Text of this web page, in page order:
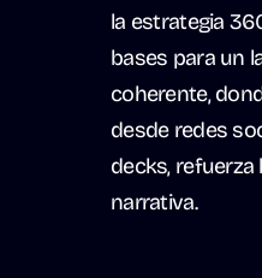
la estrategia
bases para un
coherente,
desde redes
decks, refuerza
narrativa.